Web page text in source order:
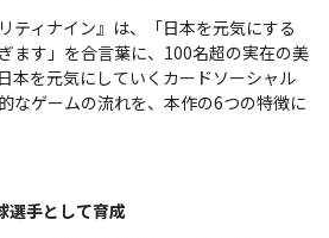
ティナイン』は、「日本を元気にする
ます」を合言葉に、100名超の実在の美
本を元気にしていくカードソーシャル
なゲームの流れを、本作の6つの特徴に
選手として育成